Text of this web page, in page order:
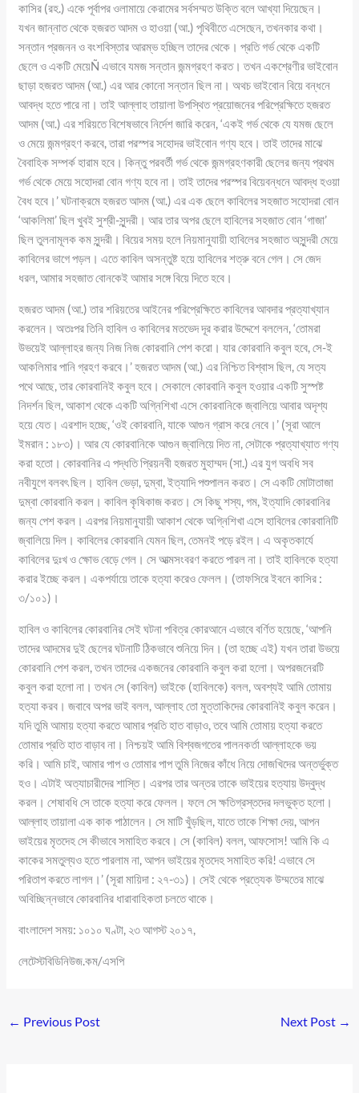
কাসির (রহ.) একে পূর্বাপর ওলামায়ে কেরামের সর্বসম্মত উক্তি বলে আখ্যা দিয়েছেন।
যখন জান্নাত থেকে হজরত আদম ও হাওয়া (আ.) পৃথিবীতে এসেছেন, তখনকার কথা।
সন্তান প্রজনন ও বংশবিস্তার আরম্ভ হচ্ছিল তাদের থেকে। প্রতি গর্ভ থেকে একটি
ছেলে ও একটি মেয়েÑ এভাবে যমজ সন্তান জন্মগ্রহণ করত। তখন একশ্রেণীর ভাইবোন
ছাড়া হজরত আদম (আ.) এর আর কোনো সন্তান ছিল না। অথচ ভাইবোন বিয়ে বন্ধনে
আবদ্ধ হতে পারে না। তাই আল্লাহ তায়ালা উপস্থিত প্রয়োজনের পরিপ্রেক্ষিতে হজরত
আদম (আ.) এর শরিয়তে বিশেষভাবে নির্দেশ জারি করেন, ‘একই গর্ভ থেকে যে যমজ ছেলে
ও মেয়ে জন্মগ্রহণ করবে, তারা পরস্পর সহোদর ভাইবোন গণ্য হবে। তাই তাদের মাঝে
বৈবাহিক সম্পর্ক হারাম হবে। কিন্তু পরবর্তী গর্ভ থেকে জন্মগ্রহণকারী ছেলের জন্য প্রথম
গর্ভ থেকে মেয়ে সহোদরা বোন গণ্য হবে না। তাই তাদের পরস্পর বিয়েবন্ধনে আবদ্ধ হওয়া
বৈধ হবে।’ ঘটনাক্রমে হজরত আদম (আ.) এর এক ছেলে কাবিলের সহজাত সহোদরা বোন
‘আকলিমা’ ছিল খুবই সুশ্রী-সুন্দরী। আর তার অপর ছেলে হাবিলের সহজাত বোন ‘গাজা’
ছিল তুলনামূলক কম সুন্দরী। বিয়ের সময় হলে নিয়মানুযায়ী হাবিলের সহজাত অসুন্দরী মেয়ে
কাবিলের ভাগে পড়ল। এতে কাবিল অসন্তুষ্ট হয়ে হাবিলের শত্রু বনে গেল। সে জেদ
ধরল, আমার সহজাত বোনকেই আমার সঙ্গে বিয়ে দিতে হবে।
হজরত আদম (আ.) তার শরিয়তের আইনের পরিপ্রেক্ষিতে কাবিলের আবদার প্রত্যাখ্যান
করলেন। অতঃপর তিনি হাবিল ও কাবিলের মতভেদ দূর করার উদ্দেশে বললেন, ‘তোমরা
উভয়েই আল্লাহর জন্য নিজ নিজ কোরবানি পেশ করো। যার কোরবানি কবুল হবে, সে-ই
আকলিমার পানি গ্রহণ করবে।’ হজরত আদম (আ.) এর নিশ্চিত বিশ্বাস ছিল, যে সত্য
পথে আছে, তার কোরবানিই কবুল হবে। সেকালে কোরবানি কবুল হওয়ার একটি সুস্পষ্ট
নিদর্শন ছিল, আকাশ থেকে একটি অগ্নিশিখা এসে কোরবানিকে জ্বালিয়ে আবার অদৃশ্য
হয়ে যেত। এরশাদ হচ্ছে, ‘ওই কোরবানি, যাকে আগুন গ্রাস করে নেবে।’ (সূরা আলে
ইমরান : ১৮৩)। আর যে কোরবানিকে আগুন জ্বালিয়ে দিত না, সেটাকে প্রত্যাখ্যাত গণ্য
করা হতো। কোরবানির এ পদ্ধতি প্রিয়নবী হজরত মুহাম্মদ (সা.) এর যুগ অবধি সব
নবীযুগে বলবৎ ছিল। হাবিল ভেড়া, দুম্বা, ইত্যাদি পশুপালন করত। সে একটি মোটাতাজা
দুম্বা কোরবানি করল। কাবিল কৃষিকাজ করত। সে কিছু শস্য, গম, ইত্যাদি কোরবানির
জন্য পেশ করল। এরপর নিয়মানুযায়ী আকাশ থেকে অগ্নিশিখা এসে হাবিলের কোরবানিটি
জ্বালিয়ে দিল। কাবিলের কোরবানি যেমন ছিল, তেমনই পড়ে রইল। এ অকৃতকার্যে
কাবিলের দুঃখ ও ক্ষোভ বেড়ে গেল। সে আত্মসংবরণ করতে পারল না। তাই হাবিলকে হত্যা
করার ইচ্ছে করল। একপর্যায়ে তাকে হত্যা করেও ফেলল। (তাফসিরে ইবনে কাসির :
৩/১০১)।
হাবিল ও কাবিলের কোরবানির সেই ঘটনা পবিত্র কোরআনে এভাবে বর্ণিত হয়েছে, ‘আপনি
তাদের আদমের দুই ছেলের ঘটনাটি ঠিকভাবে শুনিয়ে দিন। (তা হচ্ছে এই) যখন তারা উভয়ে
কোরবানি পেশ করল, তখন তাদের একজনের কোরবানি কবুল করা হলো। অপরজনেরটি
কবুল করা হলো না। তখন সে (কাবিল) ভাইকে (হাবিলকে) বলল, অবশ্যই আমি তোমায়
হত্যা করব। জবাবে অপর ভাই বলল, আল্লাহ তো মুত্তাকিদের কোরবানিই কবুল করেন।
যদি তুমি আমায় হত্যা করতে আমার প্রতি হাত বাড়াও, তবে আমি তোমায় হত্যা করতে
তোমার প্রতি হাত বাড়াব না। নিশ্চয়ই আমি বিশ্বজগতের পালনকর্তা আল্লাহকে ভয়
করি। আমি চাই, আমার পাপ ও তোমার পাপ তুমি নিজের কাঁধে নিয়ে দোজখিদের অন্তর্ভুক্ত
হও। এটাই অত্যাচারীদের শাস্তি। এরপর তার অন্তর তাকে ভাইয়ের হত্যায় উদ্বুদ্ধ
করল। শেষাবধি সে তাকে হত্যা করে ফেলল। ফলে সে ক্ষতিগ্রস্তদের দলভুক্ত হলো।
আল্লাহ তায়ালা এক কাক পাঠালেন। সে মাটি খুঁড়ছিল, যাতে তাকে শিক্ষা দেয়, আপন
ভাইয়ের মৃতদেহ সে কীভাবে সমাহিত করবে। সে (কাবিল) বলল, আফসোস! আমি কি এ
কাকের সমতুল্যও হতে পারলাম না, আপন ভাইয়ের মৃতদেহ সমাহিত করি! এভাবে সে
পরিতাপ করতে লাগল।’ (সূরা মায়িদা : ২৭-৩১)। সেই থেকে প্রত্যেক উম্মতের মাঝে
অবিচ্ছিন্নভাবে কোরবানির ধারাবাহিকতা চলতে থাকে।
বাংলাদেশ সময়: ১০১০ ঘণ্টা, ২৩ আগস্ট ২০১৭,
লেটেস্টবিডিনিউজ.কম/এসপি
← Previous Post Next Post →